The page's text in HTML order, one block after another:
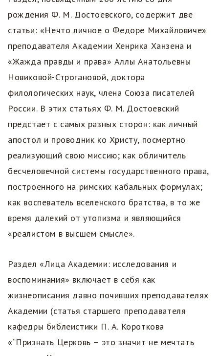
рождения Ф. М. Достоевского, содержит две
статьи: «Нечто личное о Федоре Михайловиче»
преподавателя Академии Хенрика Ханзена и
«Жажда правды и права» Аллы Анатольевны
Новиковой-Строгановой, доктора
филологических наук, члена Союза писателей
России. В этих статьях Ф. М. Достоевский
предстает с самых разных сторон: как личный
апостол и проводник ко Христу, посмертно
реализующий свою миссию; как обличитель
бесчеловечной системы государственного права,
построенного на римских кабальных формулах;
как воспеватель вселенского братства, в то же
время далекий от утопизма и являющийся
«реалистом в высшем смысле».
Раздел «Лица Академии: исследования и
воспоминания» включает в себя как
жизнеописания давно почивших преподавателях
Академии (статья старшего преподавателя
кафедры библеистики П. А. Короткова
«“Признать Церковь – это значит не мечтать